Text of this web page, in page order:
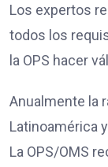
Los expertos
todos los
la OPS hacer
Anualmente la
Latinoamérica
La OPS/OMS